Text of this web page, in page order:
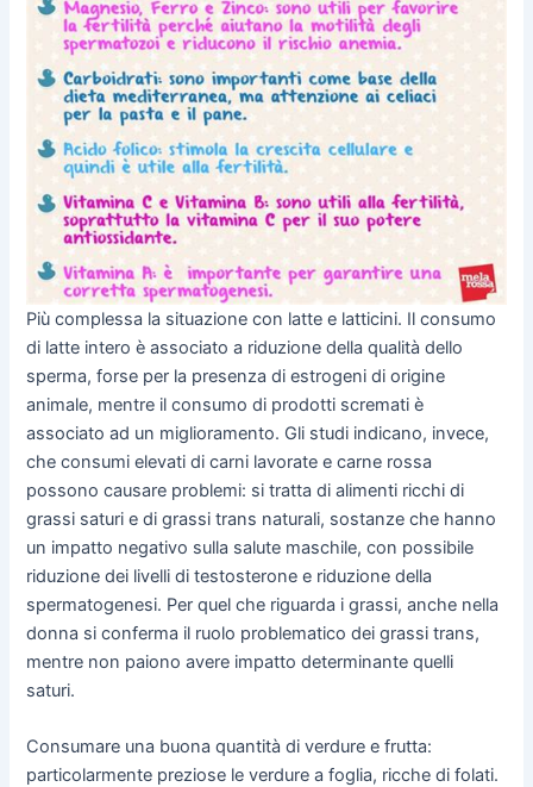
Più complessa la situazione con latte e latticini. Il consumo
di latte intero è associato a riduzione della qualità dello
sperma, forse per la presenza di estrogeni di origine
animale, mentre il consumo di prodotti scremati è
associato ad un miglioramento. Gli studi indicano, invece,
che consumi elevati di carni lavorate e carne rossa
possono causare problemi: si tratta di alimenti ricchi di
grassi saturi e di grassi trans naturali, sostanze che hanno
un impatto negativo sulla salute maschile, con possibile
riduzione dei livelli di testosterone e riduzione della
spermatogenesi. Per quel che riguarda i grassi, anche nella
donna si conferma il ruolo problematico dei grassi trans,
mentre non paiono avere impatto determinante quelli
saturi.
Consumare una buona quantità di verdure e frutta:
particolarmente preziose le verdure a foglia, ricche di folati.